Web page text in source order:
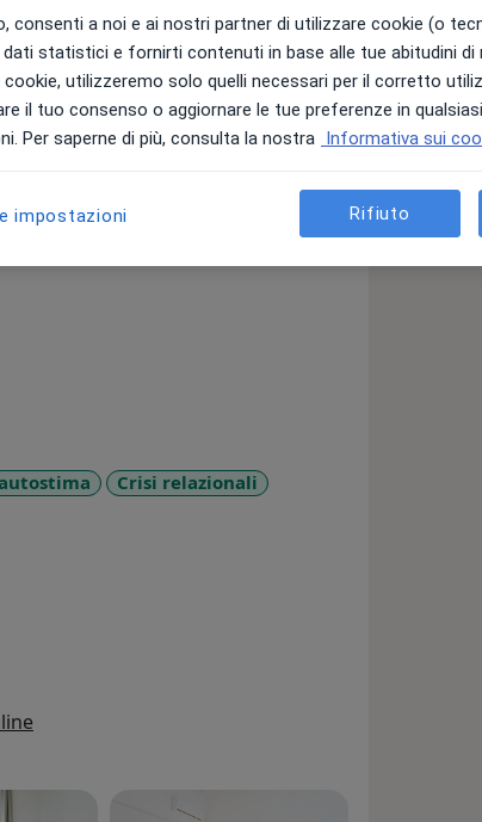
approccio con i pazienti consiste
il significato e fissare obiettivi
riscopriamo i bisogni e i desideri
delle risorse personali alla
quelle più funzionali, costruendo
è una forma di psicoterapia che si
e comportamenti. Attraverso
e modificare i pensieri negativi e
e migliorare la gestione delle
Metacognitiva Interpersonale),
Crisi relazionali
consenti a noi e ai nostri partner di utilizzare cookie (o
statistici e fornirti contenuti in base alle tue abitudini di
utilizzeremo solo quelli necessari per il corretto
il tuo consenso o aggiornare le tue preferenze in
Per saperne di più, consulta la nostra Informativa sui
impostazioni Rifiuto